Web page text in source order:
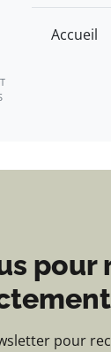
- Accueil
pour
pour